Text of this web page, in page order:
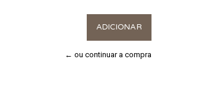
← ou continuar a compra